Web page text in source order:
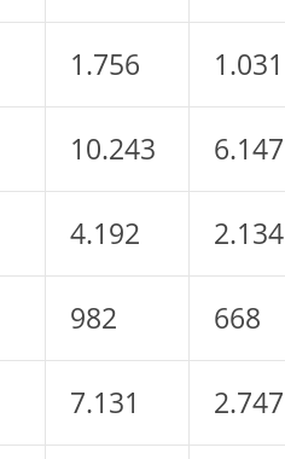
1.756 1.031
10.243 6.147
4.192 2.134
982 668
7.131 2.747